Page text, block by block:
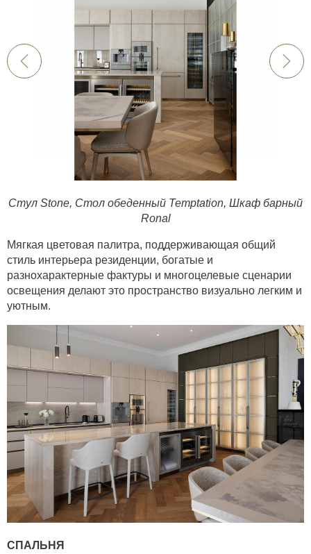
Стул Stone, Стол обеденный Temptation, Шкаф барный
Ronal
Мягкая цветовая палитра, поддерживающая общий
стиль интерьера резиденции, богатые и
разнохарактерные фактуры и многоцелевые сценарии
освещения делают это пространство визуально легким и
уютным.
СПАЛЬНЯ